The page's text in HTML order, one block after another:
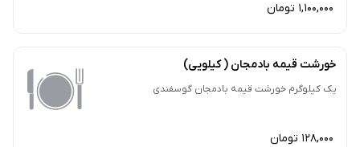
1,100,000 تومان
خورشت قیمه بادمجان ( کیلویی)
یک کیلوگرم خورشت قیمه بادمجان گوسفندی
128,000 تومان